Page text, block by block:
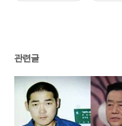
관련글